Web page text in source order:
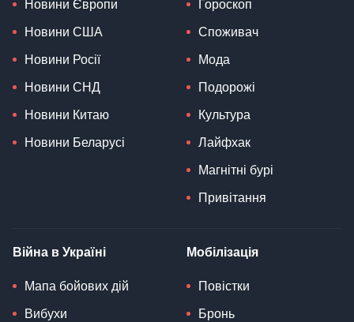
Новини Європи
Новини США
Новини Росії
Новини СНД
Новини Китаю
Новини Беларусі
Гороскоп
Споживач
Мода
Подорожі
Культура
Лайфхак
Магнітні бурі
Привітання
Війна в Україні
Мапа бойових дій
Вибухи
Мобілізація
Повістки
Бронь